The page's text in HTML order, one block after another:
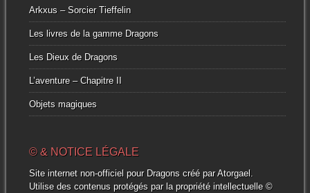
Arkxus – Sorcier Tieffelin
Les livres de la gamme Dragons
Les Dieux de Dragons
L’aventure – Chapitre II
Objets magiques
© & NOTICE LÉGALE
Site internet non-officiel pour Dragons créé par Atorgael.
Utilise des contenus protégés par la propriété intellectuelle ©